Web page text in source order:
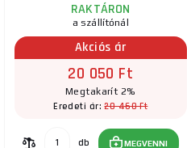
RAKTÁRON
a szállítónál
Akciós ár
20 050 Ft
Megtakarít 2%
Eredeti ár:20 460 Ft
db MEGVENNI